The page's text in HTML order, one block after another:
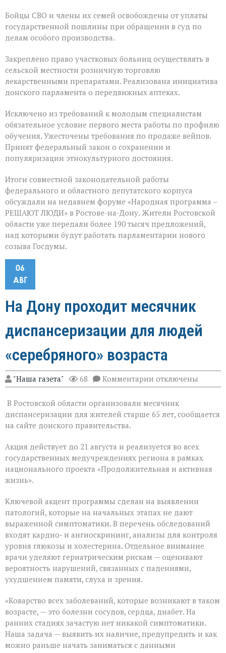
Бойцы СВО и члены их семей освобождены от уплаты
государственной пошлины при обращении в суд по
делам особого производства.
Закреплено право участковых больниц осуществлять в
сельской местности розничную торговлю
лекарственными препаратами. Реализована инициатива
донского парламента о передвижных аптеках.
Исключено из требований к молодым специалистам
обязательное условие первого места работы по профилю
обучения. Ужесточены требования по продаже вейпов.
Принят федеральный закон о сохранении и
популяризации этнокультурного достояния.
Итоги совместной законодательной работы
федерального и областного депутатского корпуса
обсуждали на недавнем форуме «Народная программа –
РЕШАЮТ ЛЮДИ» в Ростове-на-Дону. Жители Ростовской
области уже передали более 190 тысяч предложений,
над которыми будут работать парламентарии нового
созыва Госдумы.
06
АВГ
На Дону проходит месячник
диспансеризации для людей
«серебряного» возраста
"Наша газета" 68 Комментарии к
записи
Дону
проходит
месячник
людей
«серебряного»
возраста
отключены
В Ростовской области организовали месячник
диспансеризации для жителей старше 65 лет, сообщается
на сайте донского правительства.
Акция действует до 21 августа и реализуется во всех
государственных медучреждениях региона в рамках
национального проекта «Продолжительная и активная
жизнь».
Ключевой акцент программы сделан на выявлении
патологий, которые на начальных этапах не дают
выраженной симптоматики. В перечень обследований
входят кардио‑ и ангиоскрининг, анализы для контроля
уровня глюкозы и холестерина. Отдельное внимание
врачи уделяют гериатрическим рискам — оценивают
вероятность нарушений, связанных с падениями,
ухудшением памяти, слуха и зрения.
«Коварство всех заболеваний, которые возникают в таком
возрасте, — это болезни сосудов, сердца, диабет. На
ранних стадиях зачастую нет никакой симптоматики.
Наша задача — выявить их наличие, предупредить и как
можно раньше начать заниматься с данными